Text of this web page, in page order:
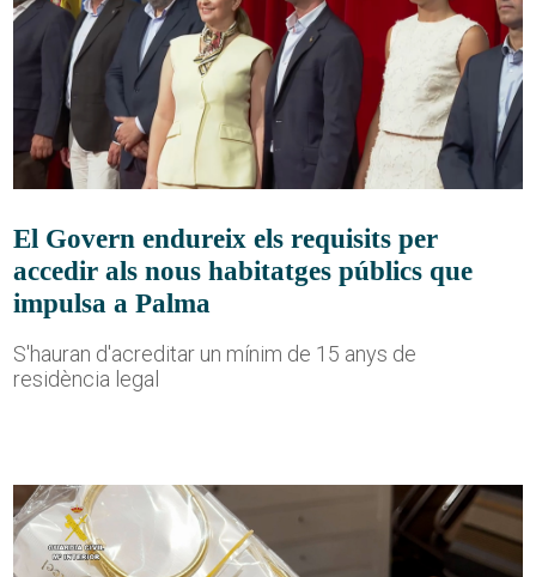
El Govern endureix els requisits per
accedir als nous habitatges públics que
impulsa a Palma
S'hauran d'acreditar un mínim de 15 anys de
residència legal